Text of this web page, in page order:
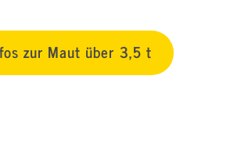
zur Maut über 3,5 t